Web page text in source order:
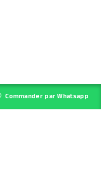
Commander par Whatsapp